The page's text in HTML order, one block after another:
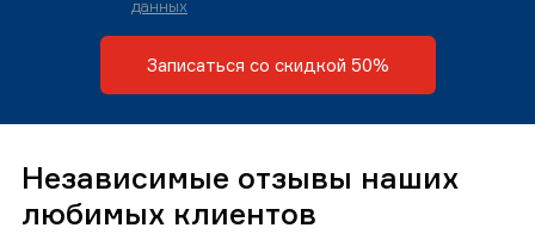
данных
Записаться со скидкой 50%
Независимые отзывы наших
любимых клиентов